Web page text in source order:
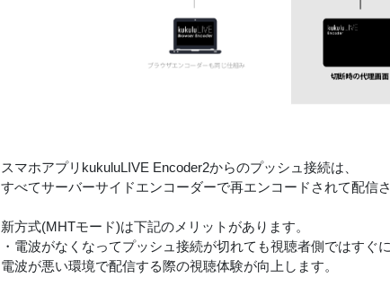
スマホアプリkukuluLIVE Encoder2からのプッシュ接続は、
すべてサーバーサイドエンコーダーで再エンコードされて配信
新方式(MHTモード)は下記のメリットがあります。
・電波がなくなってプッシュ接続が切れても視聴者側ではすぐ
電波が悪い環境で配信する際の視聴体験が向上します。